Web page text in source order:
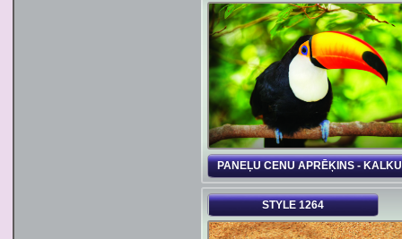
PANEĻU CENU APRĒĶINS -
STYLE 1264